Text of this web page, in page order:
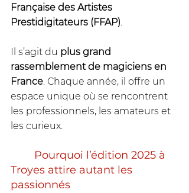
Française des Artistes
Prestidigitateurs (FFAP).
Il s’agit du plus grand
rassemblement de magiciens en
France. Chaque année, il offre un
espace unique où se rencontrent
les professionnels, les amateurs et
les curieux.
Troyes attire autant les
passionnés